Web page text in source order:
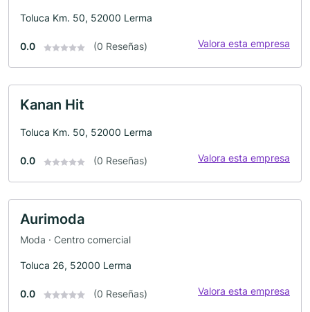
Toluca Km. 50, 52000 Lerma
0.0 (0 Reseñas) Valora esta empresa
Kanan Hit
Toluca Km. 50, 52000 Lerma
0.0 (0 Reseñas) Valora esta empresa
Aurimoda
Moda · Centro comercial
Toluca 26, 52000 Lerma
0.0 (0 Reseñas) Valora esta empresa